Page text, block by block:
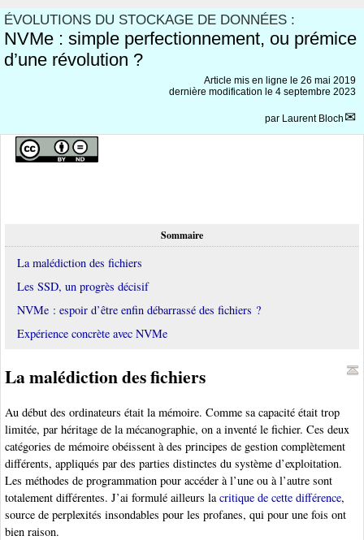
ÉVOLUTIONS DU STOCKAGE DE DONNÉES :
NVMe : simple perfectionnement, ou prémice
d’une révolution ?
Article mis en ligne le 26 mai 2019
dernière modification le 4 septembre 2023
par Laurent Bloch
Sommaire
La malédiction des fichiers
Les SSD, un progrès décisif
NVMe : espoir d’être enfin débarrassé des fichiers ?
Expérience concrète avec NVMe
La malédiction des fichiers
Au début des ordinateurs était la mémoire. Comme sa capacité était trop
limitée, par héritage de la mécanographie, on a inventé le fichier. Ces deux
catégories de mémoire obéissent à des principes de gestion complètement
différents, appliqués par des parties distinctes du système d’exploitation.
Les méthodes de programmation pour accéder à l’une ou à l’autre sont
totalement différentes. J’ai formulé ailleurs la critique de cette différence,
source de perplexités insondables pour les profanes, qui pour une fois ont
bien raison.